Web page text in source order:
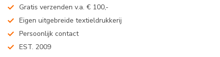
Gratis verzenden v.a. € 100,-
Eigen uitgebreide textieldrukkerij
Persoonlijk contact
EST. 2009